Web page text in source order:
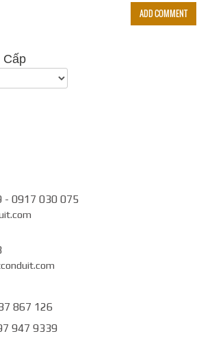
Cấp
- 0917 030 075
867 126
947 9339